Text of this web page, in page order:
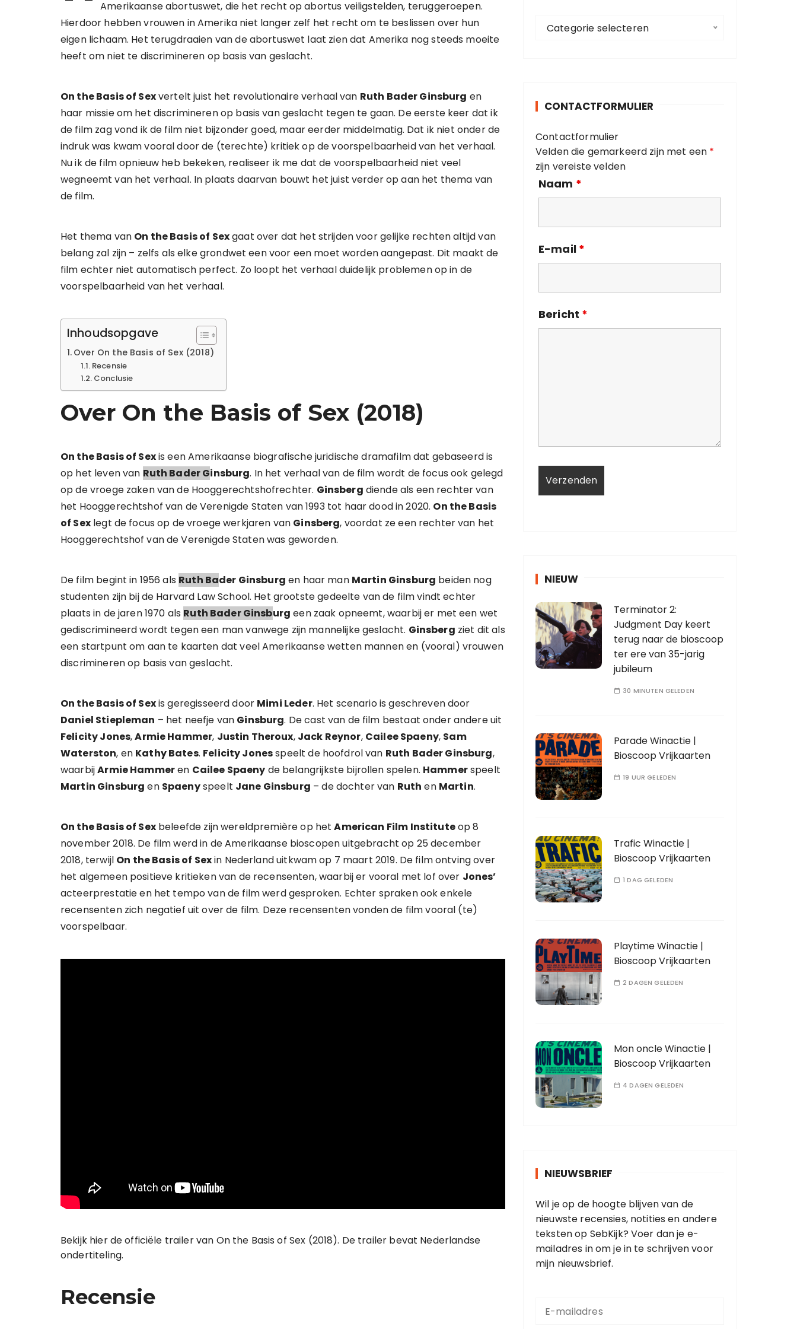
Amerikaanse abortuswet, die het recht op abortus veiligstelden, teruggeroepen.
Hierdoor hebben vrouwen in Amerika niet langer zelf het recht om te beslissen over hun
eigen lichaam. Het terugdraaien van de abortuswet laat zien dat Amerika nog steeds moeite
heeft om niet te discrimineren op basis van geslacht.
On the Basis of Sexvertelt juist het revolutionaire verhaal van Ruth Bader Ginsburg en
haar missie om het discrimineren op basis van geslacht tegen te gaan. De eerste keer dat ik
de film zag vond ik de film niet bijzonder goed, maar eerder middelmatig. Dat ik niet onder de
indruk was kwam vooral door de (terechte) kritiek op de voorspelbaarheid van het verhaal.
Nu ik de film opnieuw heb bekeken, realiseer ik me dat de voorspelbaarheid niet veel
wegneemt van het verhaal. In plaats daarvan bouwt het juist verder op aan het thema van
de film.
Het thema van On the Basis of Sexgaat over dat het strijden voor gelijke rechten altijd van
belang zal zijn – zelfs als elke grondwet een voor een moet worden aangepast. Dit maakt de
film echter niet automatisch perfect. Zo loopt het verhaal duidelijk problemen op in de
voorspelbaarheid van het verhaal.
Inhoudsopgave
Over On the Basis of Sex (2018)
Recensie
Conclusie
Over On the Basis of Sex (2018)
On the Basis of Sexis een Amerikaanse biografische juridische dramafilm dat gebaseerd is
op het leven van Ruth Bader Ginsburg. In het verhaal van de film wordt de focus ook gelegd
op de vroege zaken van de Hooggerechtshofrechter. Ginsberg diende als een rechter van
het Hooggerechtshof van de Verenigde Staten van 1993 tot haar dood in 2020. On the Basis
of Sexlegt de focus op de vroege werkjaren van Ginsberg, voordat ze een rechter van het
Hooggerechtshof van de Verenigde Staten was geworden.
De film begint in 1956 als Ruth Bader Ginsburg en haar man Martin Ginsburg beiden nog
studenten zijn bij de Harvard Law School. Het grootste gedeelte van de film vindt echter
plaats in de jaren 1970 als Ruth Bader Ginsburg een zaak opneemt, waarbij er met een wet
gediscrimineerd wordt tegen een man vanwege zijn mannelijke geslacht. Ginsberg ziet dit als
een startpunt om aan te kaarten dat veel Amerikaanse wetten mannen en (vooral) vrouwen
discrimineren op basis van geslacht.
On the Basis of Sexis geregisseerd door Mimi Leder. Het scenario is geschreven door
Daniel Stiepleman – het neefje van Ginsburg. De cast van de film bestaat onder andere uit
Felicity Jones,Armie Hammer, Justin Theroux, Jack Reynor, Cailee Spaeny, Sam
Waterston, en Kathy Bates. Felicity Jonesspeelt de hoofdrol van Ruth Bader Ginsburg,
waarbijArmie Hammeren Cailee Spaeny de belangrijkste bijrollen spelen. Hammerspeelt
Martin Ginsburg en Spaenyspeelt Jane Ginsburg – de dochter van Ruth en Martin.
On the Basis of Sexbeleefde zijn wereldpremière op hetAmerican Film Instituteop 8
november 2018. De film werd in de Amerikaanse bioscopen uitgebracht op 25 december
2018, terwijl On the Basis of Sexin Nederland uitkwam op 7 maart 2019. De film ontving over
het algemeen positieve kritieken van de recensenten, waarbij er vooral met lof over Jones’
acteerprestatie en het tempo van de film werd gesproken. Echter spraken ook enkele
recensenten zich negatief uit over de film. Deze recensenten vonden de film vooral (te)
voorspelbaar.
Bekijk hier de officiële trailer van On the Basis of Sex (2018). De trailer bevat Nederlandse
ondertiteling.
Recensie
r
e
ë
n
Categorie selecteren
CONTACTFORMULIER
Contactformulier
Velden die gemarkeerd zijn met een *
zijn vereiste velden
Naam *
E-mail *
Bericht *
NIEUW
Terminator 2:
Judgment Day keert
terug naar de bioscoop
ter ere van 35-jarig
jubileum
30 MINUTEN GELEDEN
Parade Winactie |
Bioscoop Vrijkaarten
19 UUR GELEDEN
Trafic Winactie |
Bioscoop Vrijkaarten
1 DAG GELEDEN
Playtime Winactie |
Bioscoop Vrijkaarten
2 DAGEN GELEDEN
Mon oncle Winactie |
Bioscoop Vrijkaarten
4 DAGEN GELEDEN
NIEUWSBRIEF
Wil je op de hoogte blijven van de
nieuwste recensies, notities en andere
teksten op SebKijk? Voer dan je e-
mailadres in om je in te schrijven voor
mijn nieuwsbrief.